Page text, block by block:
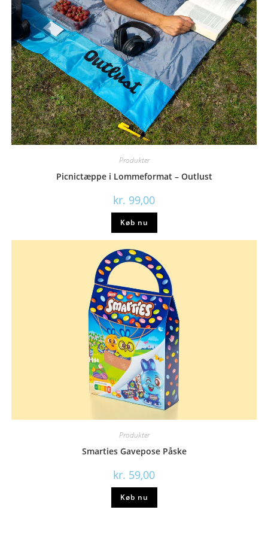
Produkter
Picnictæppe i Lommeformat – Outlust
kr. 99,00
Køb nu
Produkter
Smarties Gavepose Påske
kr. 59,00
Køb nu